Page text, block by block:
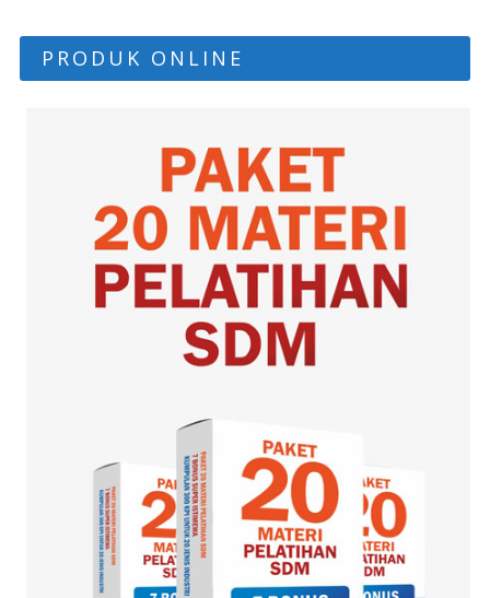
PRODUK ONLINE